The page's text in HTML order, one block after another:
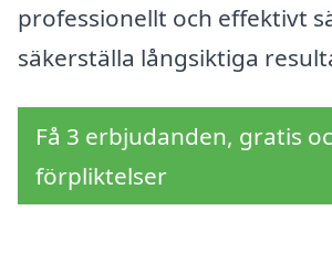
professionellt och effektivt
säkerställa långsiktiga
Få 3 erbjudanden, gratis
förpliktelser